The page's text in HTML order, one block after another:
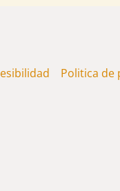
Politica de